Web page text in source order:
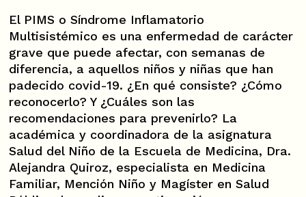
El PIMS o Síndrome Inflamatorio
Multisistémico es una enfermedad de carácter
grave que puede afectar, con semanas de
diferencia, a aquellos niños y niñas que han
padecido covid-19. ¿En qué consiste? ¿Cómo
reconocerlo? Y ¿Cuáles son las
recomendaciones para prevenirlo? La
académica y coordinadora de la asignatura
Salud del Niño de la Escuela de Medicina, Dra.
Alejandra Quiroz, especialista en Medicina
Familiar, Mención Niño y Magíster en Salud